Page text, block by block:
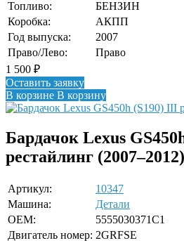
Топливо:
БЕНЗИН
Коробка:
АКПП
Год выпуска:
2007
Право/Лево:
Право
1 500 ₽
Оставить заявку
В корзине В корзину
Бардачок Lexus
рестайлинг (2007–2012)
Артикул:
10347
Машина:
Детали
OEM:
5555030371C1
Двигатель номер: 2GRFSE